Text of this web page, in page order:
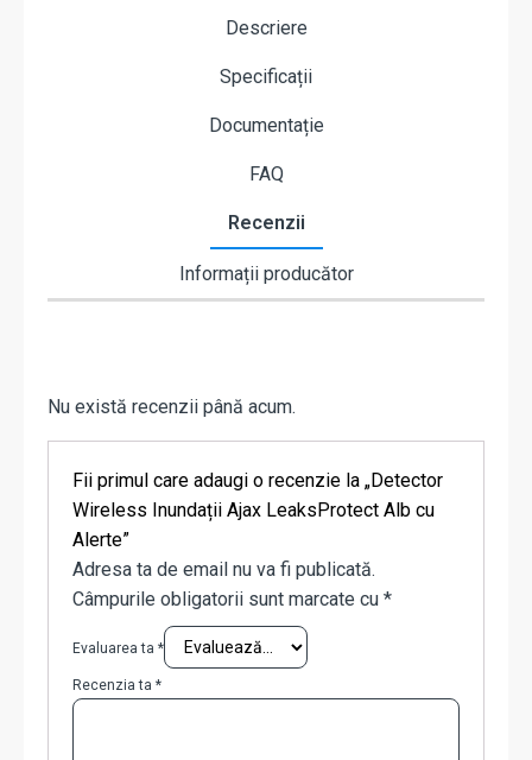
Descriere
Specificații
Documentație
FAQ
Recenzii
Informații producător
Nu există recenzii până acum.
Fii primul care adaugi o recenzie la „Detector
Wireless Inundații Ajax LeaksProtect Alb cu
Alerte”
Adresa ta de email nu va fi publicată.
Câmpurile obligatorii sunt marcate cu *
Evaluarea ta *
Recenzia ta *